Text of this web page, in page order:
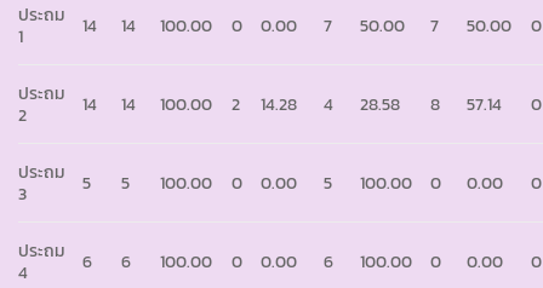
ประถม
1
14 14 100.00 0 0.00 7 50.00 7 50.00 0
ประถม
2
14 14 100.00 2 14.28 4 28.58 8 57.14 0
ประถม
3
5 5 100.00 0 0.00 5 100.00 0 0.00 0
ประถม
4
6 6 100.00 0 0.00 6 100.00 0 0.00 0